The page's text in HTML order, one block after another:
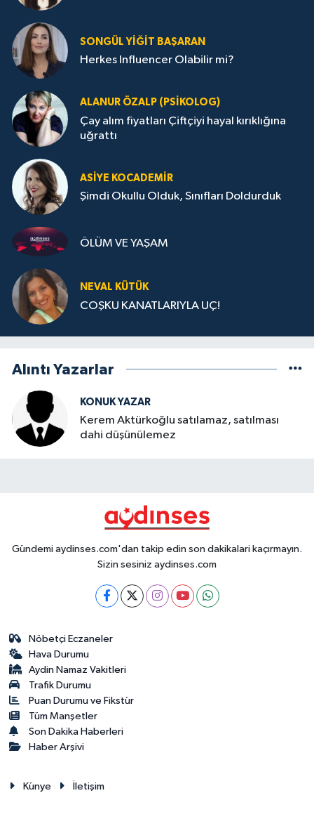
SONGÜL YIĞIT BAŞARAN
Herkes Influencer Olabilir mi?
ALANUR ÖZALP (PSIKOLOG)
Çay alım fiyatları Çiftçiyi hayal kırıklığına
uğrattı
ASIYE KOCADEMİR
Şimdi Okullu Olduk, Sınıfları Doldurduk
ÖLÜM VE YAŞAM
NEVAL KÜTÜK
COŞKU KANATLARIYLA UÇ!
Alıntı Yazarlar
KONUK YAZAR
Kerem Aktürkoğlu satılamaz, satılması
dahi düşünülemez
Gündemi aydinses.com'dan takip edin son dakikalari kaçırmayın.
Sizin sesiniz aydinses.com
Nöbetçi Eczaneler
Hava Durumu
Aydin Namaz Vakitleri
Trafik Durumu
Puan Durumu ve Fikstür
Tüm Manşetler
Son Dakika Haberleri
Haber Arşivi
Künye İletişim